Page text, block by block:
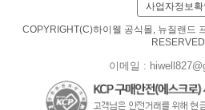
사업자정보확
COPYRIGHT(C)하이웰 공식몰, 뉴질랜드
이메일 :